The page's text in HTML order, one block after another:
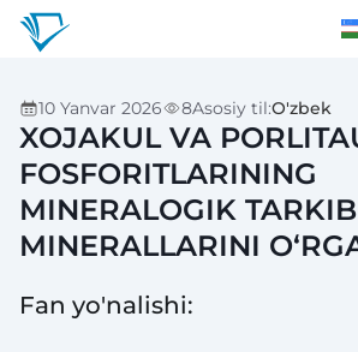
10 Yanvar 2026 8Asosiy til:O'zbek
XOJAKUL VA
FOSFORITLARINING
MINERALOGIK
MINERALLARINI
Fan yo'nalishi: